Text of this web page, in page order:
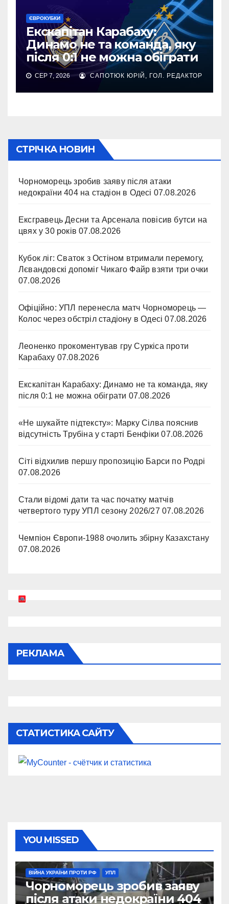
ЄВРОКУБКИ
Екскапітан Карабаху:
Динамо не та команда, яку
після 0:1 не можна обіграти
СЕР 7, 2026 САПОТЮК ЮРІЙ, ГОЛ. РЕДАКТОР
СТРІЧКА НОВИН
Чорноморець зробив заяву після атаки
недокраїни 404 на стадіон в Одесі 07.08.2026
Ексгравець Десни та Арсенала повісив бутси на
цвях у 30 років 07.08.2026
Кубок ліг: Сваток з Остіном втримали перемогу,
Лєвандовскі допоміг Чикаго Файр взяти три очки
07.08.2026
Офіційно: УПЛ перенесла матч Чорноморець —
Колос через обстріл стадіону в Одесі 07.08.2026
Леоненко прокоментував гру Суркіса проти
Карабаху 07.08.2026
Екскапітан Карабаху: Динамо не та команда, яку
після 0:1 не можна обіграти 07.08.2026
«Не шукайте підтексту»: Марку Сілва пояснив
відсутність Трубіна у старті Бенфіки 07.08.2026
Сіті відхилив першу пропозицію Барси по Родрі
07.08.2026
Стали відомі дати та час початку матчів
четвертого туру УПЛ сезону 2026/27 07.08.2026
Чемпіон Європи-1988 очолить збірну Казахстану
07.08.2026
РЕКЛАМА
СТАТИСТИКА САЙТУ
YOU MISSED
ВІЙНА УКРАЇНИ ПРОТИ РФ УПЛ
Чорноморець зробив заяву
після атаки недокраїни 404